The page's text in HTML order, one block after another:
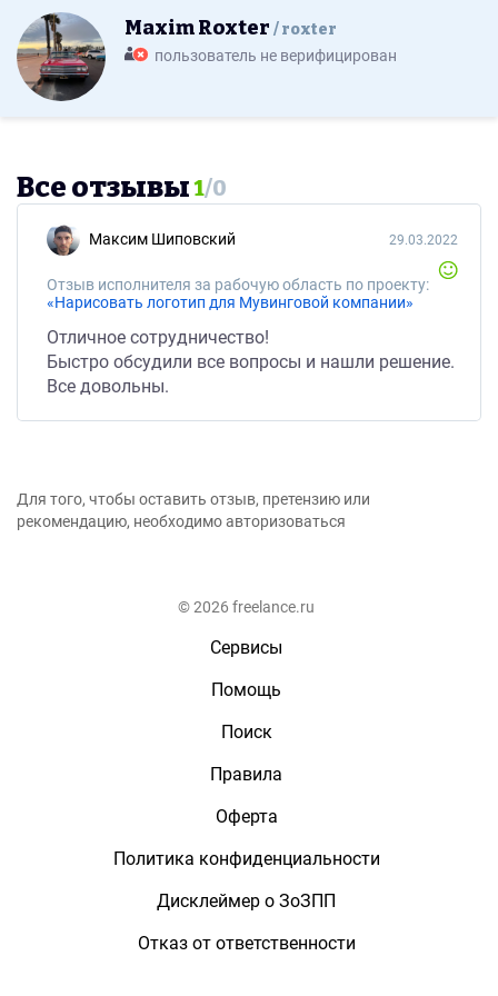
Maxim Roxter roxter
пользователь не верифицирован
Все отзывы1/0
Максим Шиповский
Отзыв исполнителя за рабочую область по проекту:
«Нарисовать логотип для Мувинговой компании»
29.03.2022
Отличное сотрудничество!
Быстро обсудили все вопросы и нашли решение.
Все довольны.
Для того, чтобы оставить отзыв, претензию или
рекомендацию, необходимо авторизоваться
© 2026 freelance.ru
Сервисы
Помощь
Поиск
Правила
Оферта
Политика конфиденциальности
Дисклеймер о ЗоЗПП
Отказ от ответственности